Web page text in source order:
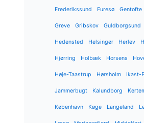
Frederikssund Furesø Gentofte
Greve Gribskov Guldborgsund
Hedensted Helsingør Herlev
Hjørring Holbæk Horsens
Høje-Taastrup Hørsholm Ikast-
Jammerbugt Kalundborg
København Køge Langeland